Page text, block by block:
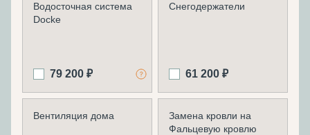
Водосточная система
Docke
79 200 ₽
Снегодержатели
61 200 ₽
Вентиляция дома
Замена кровли на
Фальцевую кровлю